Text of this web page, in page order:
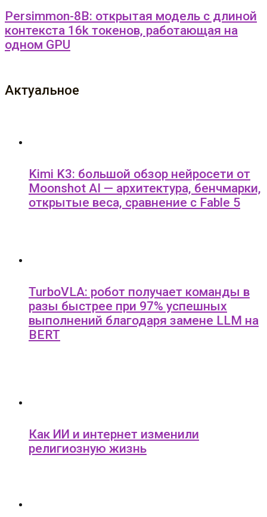
Persimmon-8B: открытая модель с длиной
контекста 16k токенов, работающая на
одном GPU
Актуальное
Kimi K3: большой обзор нейросети от
Moonshot AI — архитектура, бенчмарки,
открытые веса, сравнение с Fable 5
TurboVLA: робот получает команды в
разы быстрее при 97% успешных
выполнений благодаря замене LLM на
BERT
Как ИИ и интернет изменили
религиозную жизнь